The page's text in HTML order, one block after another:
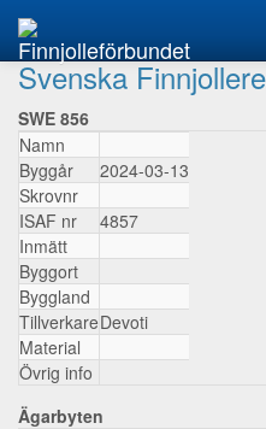
Finnjolleförbundet
Svenska
SWE 856
Namn
Byggår
2024-03-13
Skrovnr
ISAF nr
4857
Inmätt
Byggort
Byggland
TillverkareDevoti
Material
Övrig info
Ägarbyten